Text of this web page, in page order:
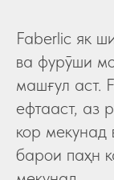
Faberlic як
ва фурӯши
машғул аст.
ефтааст, аз
кор мекунад
барои паҳн